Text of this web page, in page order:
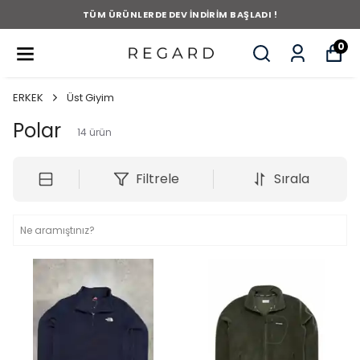
TÜM ÜRÜNLERDE DEV İNDİRİM BAŞLADI !
0
ERKEK Üst Giyim
Polar 14 ürün
Filtrele Sırala